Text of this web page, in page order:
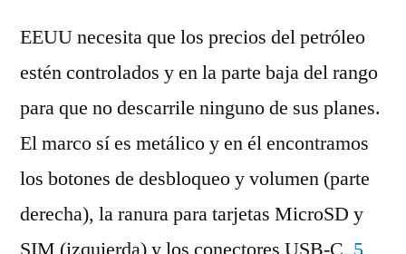
EEUU necesita que los precios del petróleo
estén controlados y en la parte baja del rango
para que no descarrile ninguno de sus planes.
El marco sí es metálico y en él encontramos
los botones de desbloqueo y volumen (parte
derecha), la ranura para tarjetas MicroSD y